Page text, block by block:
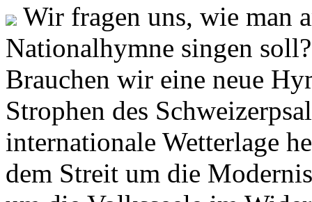
Wir fragen uns, wie man
Nationalhymne singen
Brauchen wir eine neue
Strophen des
internationale Wetterlage
dem Streit um die